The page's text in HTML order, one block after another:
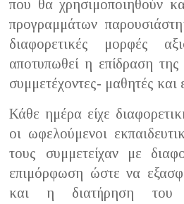
που θα χρησιμοποιηθούν
προγραμμάτων
διαφορετικές μορφές
αποτυπωθεί η επίδραση
συμμετέχοντες- μαθητές και
Κάθε ημέρα είχε
οι ωφελούμενοι
τους συμμετείχαν με
επιμόρφωση ώστε να
και η διατήρηση του